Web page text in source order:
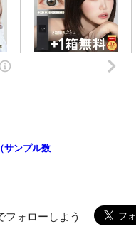
サンプル数
フォローしよう